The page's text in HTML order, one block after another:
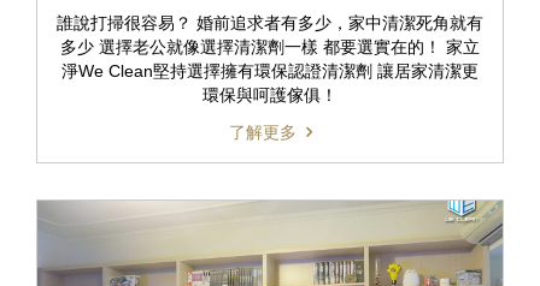
誰說打掃很容易？ 婚前追求者有多少，家中清潔死角就有
多少 選擇老公就像選擇清潔劑一樣 都要選實在的！ 家立
淨We Clean堅持選擇擁有環保認證清潔劑 讓居家清潔更
環保與呵護傢俱！
了解更多